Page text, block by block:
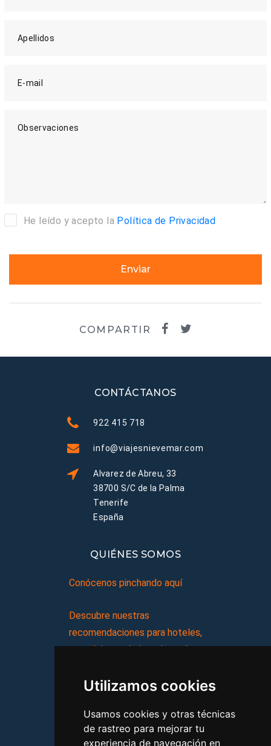
Utilizamos cookies
Usamos cookies y otras técnicas
de rastreo para mejorar tu
experiencia de navegación en
Apellidos
E-mail
Observaciones
He leído y acepto la Política de Privacidad
Enviar
COMPARTIR
CONTÁCTANOS
922 415 718
info@viajesnievemar.com
Alvarez de Abreu, 33
38700 S/C de la Palma
Tenerife
España
QUIÉNES SOMOS
Conócenos pinchando aquí
Descubre nuestras
recomendaciones para hoteles,
complejos turísticos, hostales,
viajes, y mucho más!
MI AGENCIA